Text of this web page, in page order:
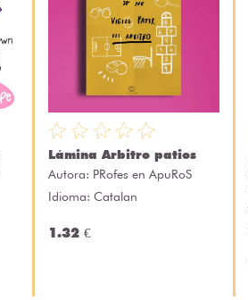
Lámina Arbitro patios
Autora: PRofes en ApuRoS
Idioma: Catalan
1.32 €